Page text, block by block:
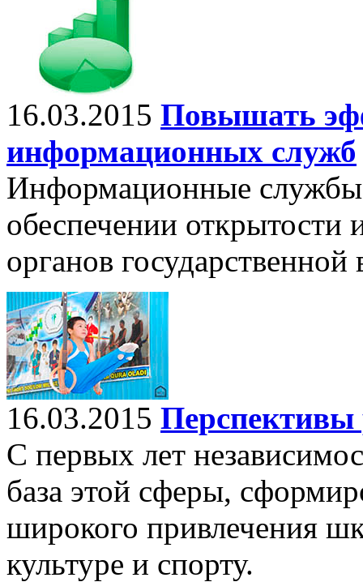
16.03.2015 Повышать
информационных служб
Информационные
обеспечении открытости
органов государственной
16.03.2015 Перспективы
С первых лет
база этой сферы,
широкого привлечения
культуре и спорту.